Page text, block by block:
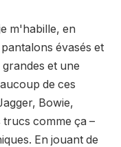
m'habille, en
évasés et
et une
de ces
Bowie,
trucs comme ça –
En jouant de